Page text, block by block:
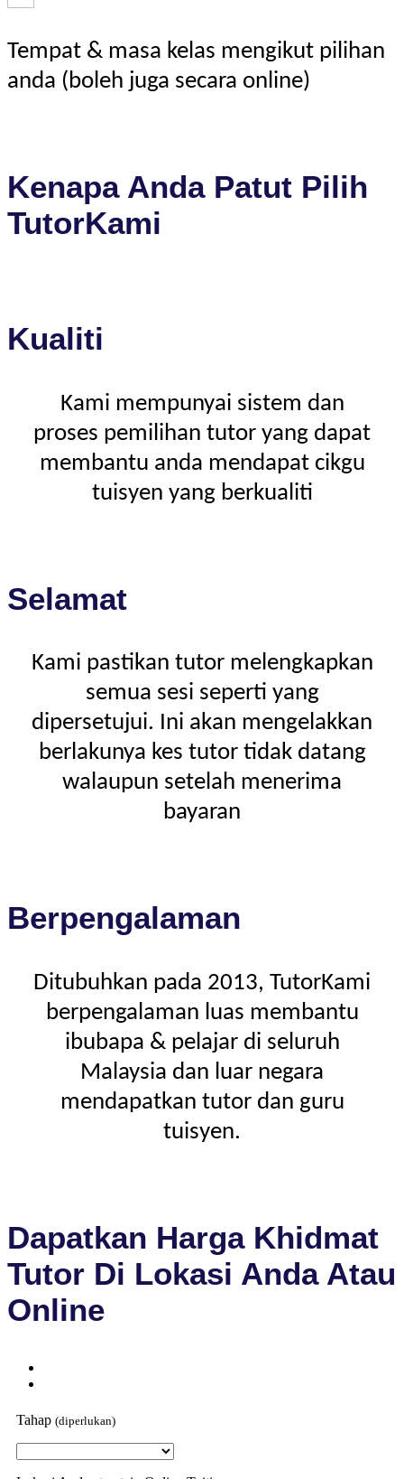
Tempat & masa kelas mengikut pilihan
anda (boleh juga secara online)
Kenapa Anda Patut Pilih
TutorKami
Kualiti
Kami mempunyai sistem dan
proses pemilihan tutor yang dapat
membantu anda mendapat cikgu
tuisyen yang berkualiti
Selamat
Kami pastikan tutor melengkapkan
semua sesi seperti yang
dipersetujui. Ini akan mengelakkan
berlakunya kes tutor tidak datang
walaupun setelah menerima
bayaran
Berpengalaman
Ditubuhkan pada 2013, TutorKami
berpengalaman luas membantu
ibubapa & pelajar di seluruh
Malaysia dan luar negara
mendapatkan tutor dan guru
tuisyen.
Dapatkan Harga Khidmat
Tutor Di Lokasi Anda Atau
Online
Tahap (diperlukan)